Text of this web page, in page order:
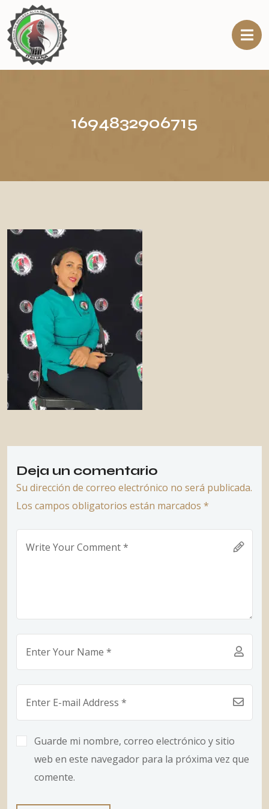
1694832906715
Deja un comentario
Su dirección de correo electrónico no será publicada.
Los campos obligatorios están marcados *
Guarde mi nombre, correo electrónico y sitio
web en este navegador para la próxima vez que
comente.